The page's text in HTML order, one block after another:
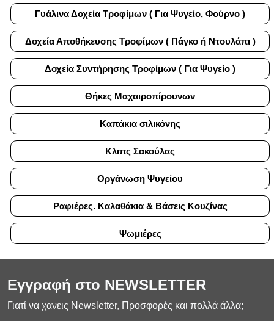
Γυάλινα Δοχεία Τροφίμων ( Για Ψυγείο, Φούρνο )
Δοχεία Αποθήκευσης Τροφίμων ( Πάγκο ή Ντουλάπι )
Δοχεία Συντήρησης Τροφίμων ( Για Ψυγείο )
Θήκες Μαχαιροπίρουνων
Καπάκια σιλικόνης
Κλιπς Σακούλας
Οργάνωση Ψυγείου
Ραφιέρες. Καλαθάκια & Βάσεις Κουζίνας
Ψωμιέρες
Εγγραφή στο NEWSLETTER
Γιατί να χανεις Newsletter, Προσφορές και πολλά άλλα;